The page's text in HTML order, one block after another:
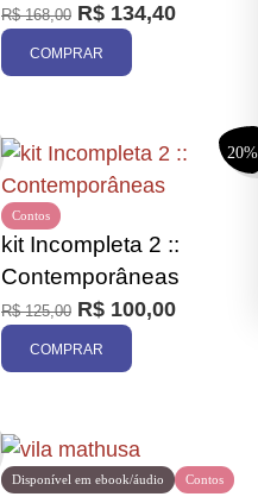
R$168,00 R$ 134,40
COMPRAR
20%
Contos
kit Incompleta 2 ::
Contemporâneas
R$125,00 R$ 100,00
COMPRAR
Contos
Disponível em ebook/áudio